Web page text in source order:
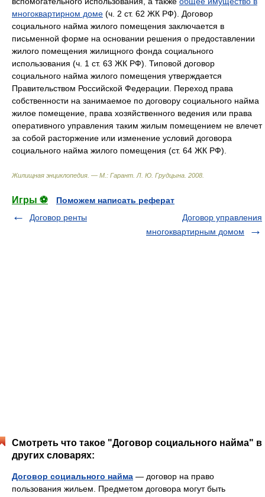
многоквартирном доме (ч. 2 ст. 62 ЖК РФ). Договор
социального найма жилого помещения заключается в
письменной форме на основании решения о предоставлении
жилого помещения жилищного фонда социального
использования (ч. 1 ст. 63 ЖК РФ). Типовой договор
социального найма жилого помещения утверждается
Правительством Российской Федерации. Переход права
собственности на занимаемое по договору социального найма
жилое помещение, права хозяйственного ведения или права
оперативного управления таким жилым помещением не влечет
за собой расторжение или изменение условий договора
социального найма жилого помещения (ст. 64 ЖК РФ).
Жилищная энциклопедия. — М.: Гарант Л. Ю. Грудцына 2008
Игры ⚽
Поможем написать реферат
Договор ренты
Договор управления
многоквартирным домом
Смотреть что такое "Договор социального найма" в
других словарях:
Договор социального найма — договор на право
пользования жильем. Предметом договора могут быть